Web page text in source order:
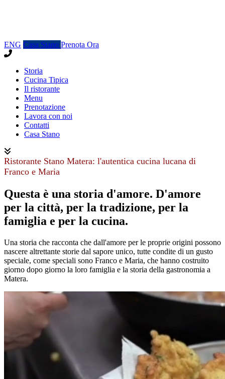
ENG Casa Stano Prenota Ora
Storia
Cucina Tipica
Il ristorante
Menu
Prenotazione
Lavora con noi
Contatti
Casa Stano
Ristorante Stano Matera: l'autentica cucina lucana di
Franco e Maria
Questa è una storia d'amore. D'amore
per la città, per la tradizione, per la
famiglia e per la cucina.
Una storia che racconta che dall'amore per le proprie origini possono
nascere altrettante storie dal sapore unico, tutte condite di un gusto
speciale, come speciali sono Franco e Maria, che hanno costruito
giorno dopo giorno la loro famiglia e la storia della gastronomia a
Matera.